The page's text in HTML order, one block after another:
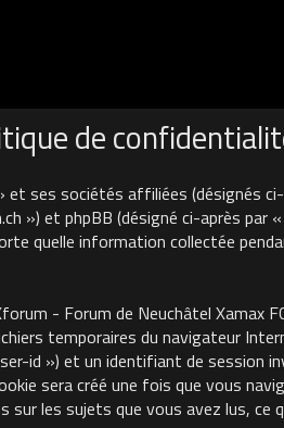
de
et ses sociétés affiliées (désignés
») et phpBB (désigné ci-après par
quelle information collectée
- Forum de Neuchâtel Xamax
temporaires du navigateur
id ») et un identifiant de session
sera créé une fois que vous
les sujets que vous avez lus, ce